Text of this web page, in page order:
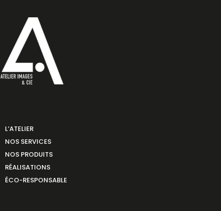
L’ATELIER
NOS SERVICES
NOS PRODUITS
RÉALISATIONS
ÉCO-RESPONSABLE